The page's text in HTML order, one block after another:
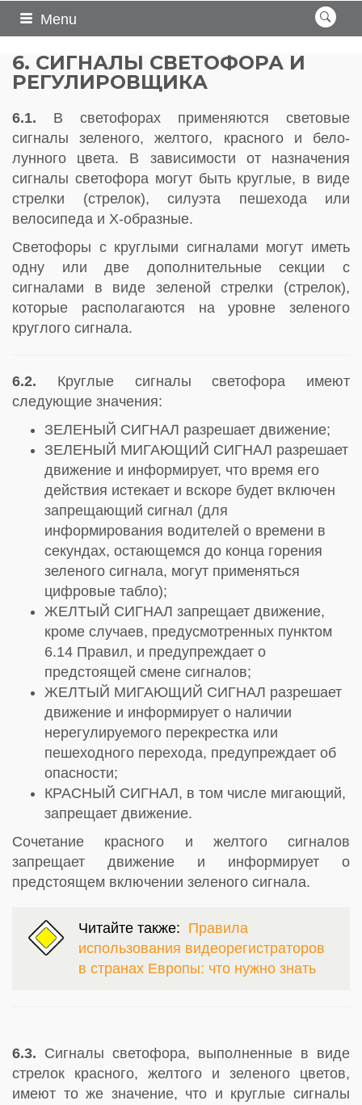
Menu
6. СИГНАЛЫ СВЕТОФОРА И
РЕГУЛИРОВЩИКА
6.1. В светофорах применяются световые
сигналы зеленого, желтого, красного и бело-
лунного цвета. В зависимости от назначения
сигналы светофора могут быть круглые, в виде
стрелки (стрелок), силуэта пешехода или
велосипеда и X-образные.
Светофоры с круглыми сигналами могут иметь
одну или две дополнительные секции с
сигналами в виде зеленой стрелки (стрелок),
которые располагаются на уровне зеленого
круглого сигнала.
6.2. Круглые сигналы светофора имеют
следующие значения:
ЗЕЛЕНЫЙ СИГНАЛ разрешает движение;
ЗЕЛЕНЫЙ МИГАЮЩИЙ СИГНАЛ разрешает
движение и информирует, что время его
действия истекает и вскоре будет включен
запрещающий сигнал (для
информирования водителей о времени в
секундах, остающемся до конца горения
зеленого сигнала, могут применяться
цифровые табло);
ЖЕЛТЫЙ СИГНАЛ запрещает движение,
кроме случаев, предусмотренных пунктом
6.14 Правил, и предупреждает о
предстоящей смене сигналов;
ЖЕЛТЫЙ МИГАЮЩИЙ СИГНАЛ разрешает
движение и информирует о наличии
нерегулируемого перекрестка или
пешеходного перехода, предупреждает об
опасности;
КРАСНЫЙ СИГНАЛ, в том числе мигающий,
запрещает движение.
Сочетание красного и желтого сигналов
запрещает движение и информирует о
предстоящем включении зеленого сигнала.
Читайте также: Правила
использования видеорегистраторов
в странах Европы: что нужно знать
6.3. Сигналы светофора, выполненные в виде
стрелок красного, желтого и зеленого цветов,
имеют то же значение, что и круглые сигналы